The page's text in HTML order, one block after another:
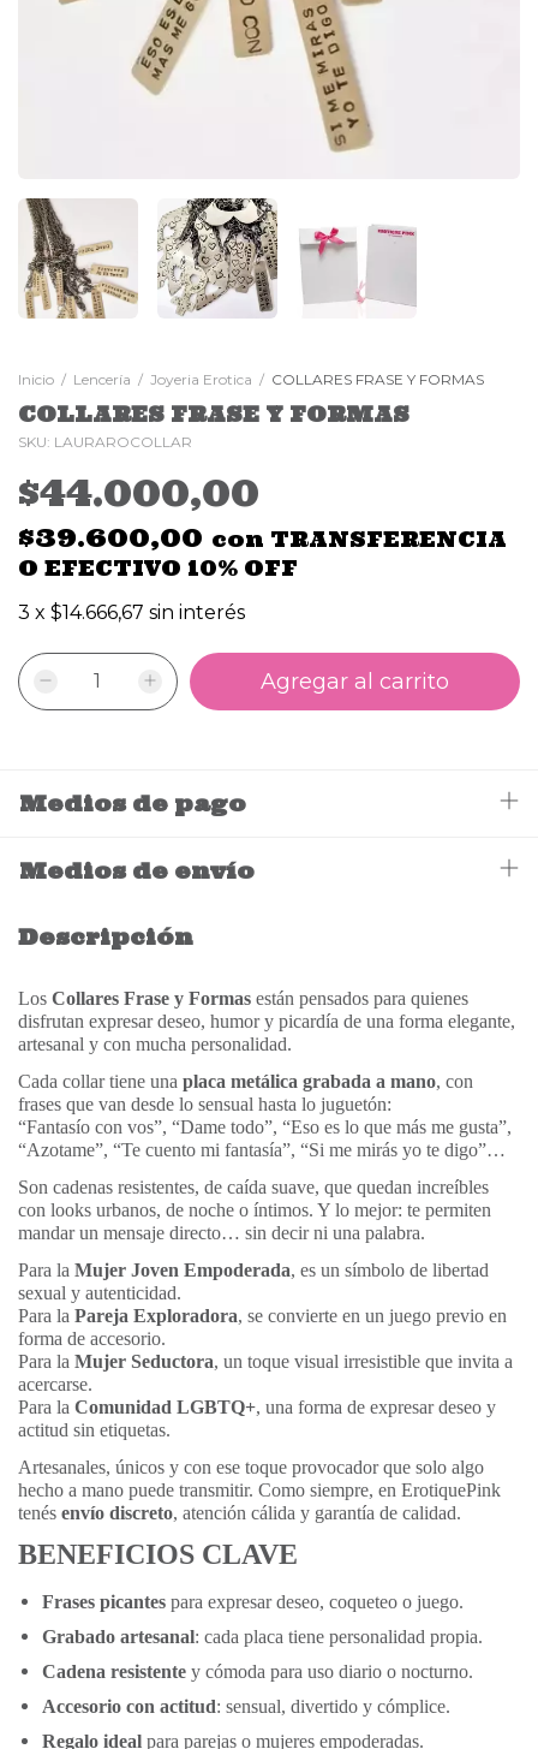
Inicio / Lencería / Joyeria Erotica / COLLARES FRASE Y FORMAS
COLLARES FRASE Y FORMAS
SKU: LAURAROCOLLAR
$44.000,00
$39.600,00 con TRANSFERENCIA
O EFECTIVO 10% OFF
3 x $14.666,67 sin interés
Medios de pago
Medios de envío
Descripción
Los Collares Frase y Formas están pensados para quienes
disfrutan expresar deseo, humor y picardía de una forma elegante,
artesanal y con mucha personalidad.
Cada collar tiene una placa metálica grabada a mano, con
frases que van desde lo sensual hasta lo juguetón:
“Fantasío con vos”, “Dame todo”, “Eso es lo que más me gusta”,
“Azotame”, “Te cuento mi fantasía”, “Si me mirás yo te digo”…
Son cadenas resistentes, de caída suave, que quedan increíbles
con looks urbanos, de noche o íntimos. Y lo mejor: te permiten
mandar un mensaje directo… sin decir ni una palabra.
Para la Mujer Joven Empoderada, es un símbolo de libertad
sexual y autenticidad.
Para la Pareja Exploradora, se convierte en un juego previo en
forma de accesorio.
Para la Mujer Seductora, un toque visual irresistible que invita a
acercarse.
Para la Comunidad LGBTQ+, una forma de expresar deseo y
actitud sin etiquetas.
Artesanales, únicos y con ese toque provocador que solo algo
hecho a mano puede transmitir. Como siempre, en ErotiquePink
tenés envío discreto, atención cálida y garantía de calidad.
BENEFICIOS CLAVE
Frases picantes para expresar deseo, coqueteo o juego.
Grabado artesanal: cada placa tiene personalidad propia.
Cadena resistente y cómoda para uso diario o nocturno.
Accesorio con actitud: sensual, divertido y cómplice.
Regalo ideal para parejas o mujeres empoderadas.